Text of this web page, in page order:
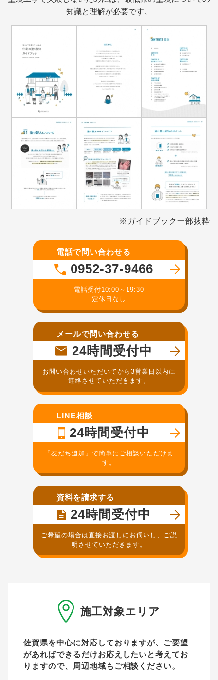
知識と理解が必要です。
※ガイドブック一部抜粋
電話で問い合わせる
0952-37-9466
電話受付10:00～19:30
定休日なし
メールで問い合わせる
24時間受付中
お問い合わせいただいてから3営業日以内に
連絡させていただきます。
LINE相談
24時間受付中
「友だち追加」で簡単にご相談いただけま
す。
資料を請求する
24時間受付中
ご希望の場合は直接お渡しにお伺いし、ご説
明させていただきます。
施工対象エリア
佐賀県を中心に対応しておりますが、ご要望
があればできるだけお応えしたいと考えてお
りますので、周辺地域もご相談ください。